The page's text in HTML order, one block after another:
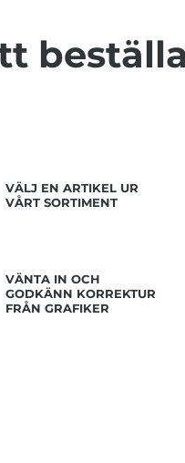
VÄLJ EN ARTIKEL UR
VÅRT SORTIMENT
VÄNTA IN OCH
GODKÄNN KORREKTUR
FRÅN GRAFIKER